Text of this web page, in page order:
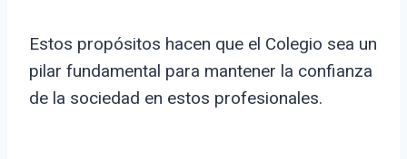
Estos propósitos hacen que el Colegio sea un
pilar fundamental para mantener la confianza
de la sociedad en estos profesionales.